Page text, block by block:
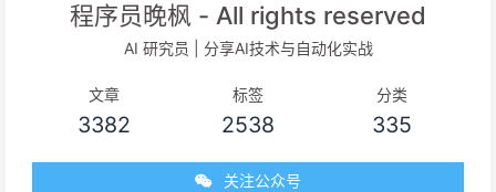
程序员晚枫 - All rights reserved
AI 研究员 | 分享AI技术与自动化实战
文章
3382
标签
2538
分类
335
关注公众号